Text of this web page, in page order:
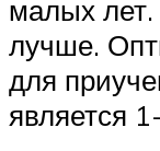
малых
лучше.
для
является